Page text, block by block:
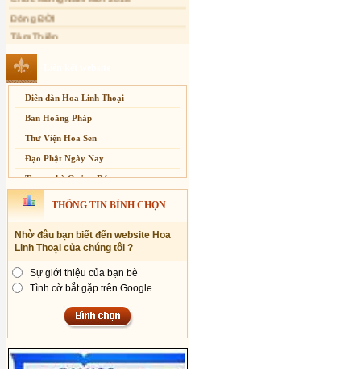
Tịnh xá Ngọc Đăng khai giảng Thiền
dành cho Người bận rộn
Dòng ĐỜI
Kính mừng Phật Đản
Anh không chết đâu em
Kiếp này
Diễn đàn Hoa Linh Thoại
Ban Hoằng Pháp
Thư Viện Hoa Sen
Đạo Phật Ngày Nay
Trang nhà Quảng Đức
Báo Giác Ngộ
THÔNG TIN BÌNH CHỌN
Nhờ đâu bạn biết đến website Hoa
Linh Thoại của chúng tôi ?
Sự giới thiệu của bạn bè
Tình cờ bắt gặp trên Google